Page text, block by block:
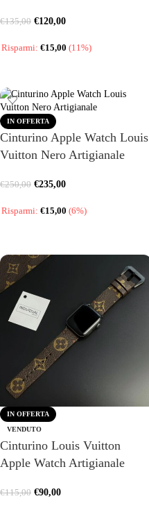
€135,00 €120,00
Risparmi: €15,00 (11%)
IN OFFERTA
Cinturino Apple Watch Louis
Vuitton Nero Artigianale
€250,00 €235,00
Risparmi: €15,00 (6%)
IN OFFERTA
VENDUTO
Cinturino Louis Vuitton
Apple Watch Artigianale
€115,00 €90,00